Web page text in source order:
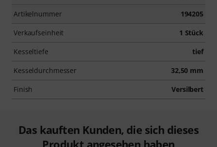
Artikelnummer 194205
Verkaufseinheit 1 Stück
Kesseltiefe tief
Kesseldurchmesser 32,50 mm
Finish Versilbert
Das kauften Kunden, die sich dieses
Produkt angesehen haben